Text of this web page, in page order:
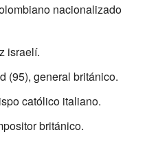
nacionalizado
israelí.
(95), general británico.
católico italiano.
británico.